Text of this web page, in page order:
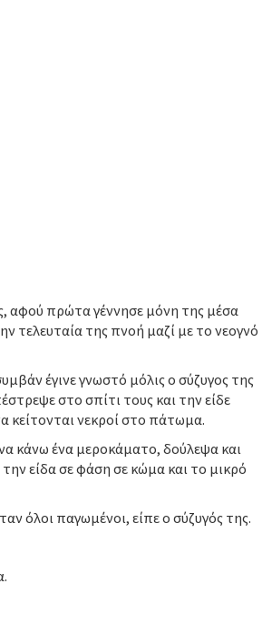
αφού πρώτα γέννησε μόνη της μέσα
τελευταία της πνοή μαζί με το νεογνό
έγινε γνωστό μόλις ο σύζυγος της
στο σπίτι τους και την είδε
κείτονται νεκροί στο πάτωμα.
κάνω ένα μεροκάματο, δούλεψα και
είδα σε φάση σε κώμα και το μικρό
όλοι παγωμένοι, είπε ο σύζυγός της.